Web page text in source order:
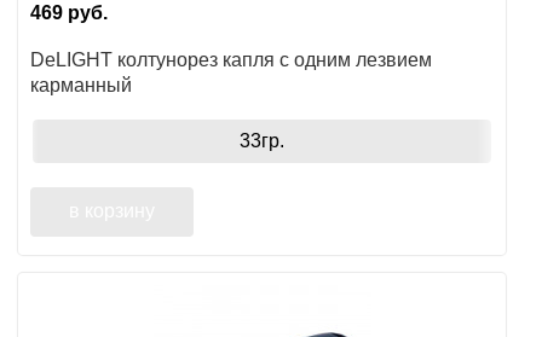
469 руб.
DeLIGHT колтунорез капля с одним лезвием
карманный
33гр.